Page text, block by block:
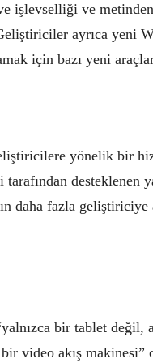
işlevselliği ve
ayrıca yeni
için bazı yeni
yönelik bir
tarafından desteklenen
daha fazla
bir tablet değil,
bir video akış